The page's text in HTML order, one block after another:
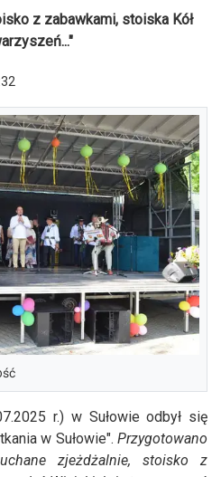
z zabawkami, stoiska Kół
r.) w Sułowie odbył się
w Sułowie". Przygotowano
zjeżdżalnie, stoisko z